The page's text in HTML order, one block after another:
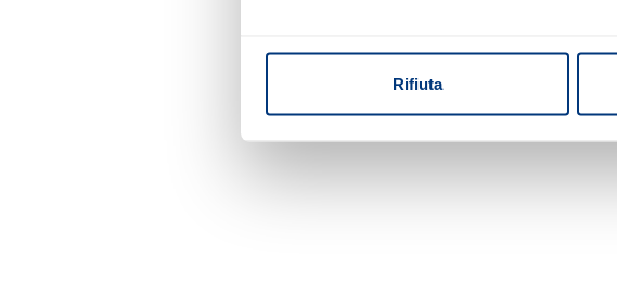
Identificare il tuo dispositivo,
digitali).
Rifiuta